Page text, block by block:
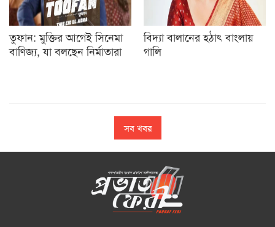
তুফান: মুক্তির আগেই সিনেমা
বাণিজ্য, যা বলছেন নির্মাতারা
বিদ্যা বালানের হঠাৎ বাংলায়
গালি
সব খবর